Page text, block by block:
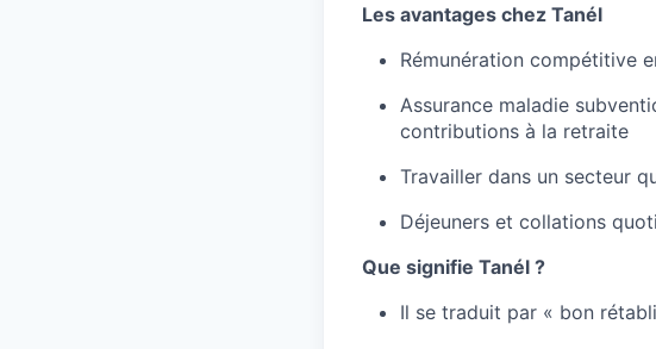
Les avantages chez Tanél
Rémunération compétitive
Assurance maladie
contributions à la retraite
Travailler dans un secteur
Déjeuners et collations
Que signifie Tanél ?
Il se traduit par « bon